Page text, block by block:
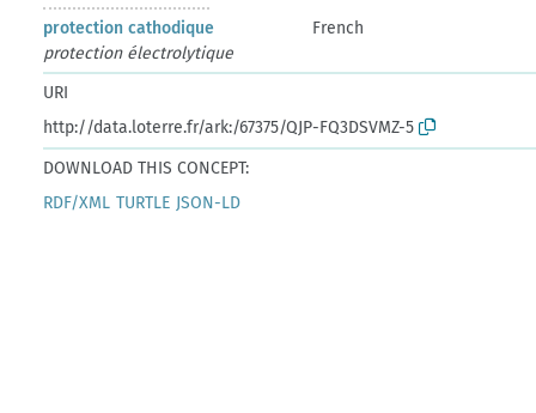
protection cathodique
French
protection électrolytique
URI
http://data.loterre.fr/ark:/67375/QJP-FQ3DSVMZ-5
DOWNLOAD THIS CONCEPT:
RDF/XML TURTLE JSON-LD